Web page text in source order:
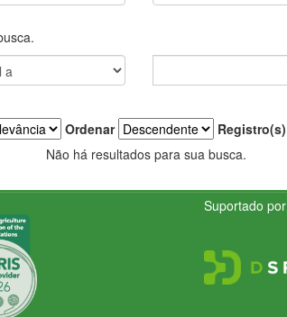
Ordenar
Registro(s)
Não há resultados para sua busca.
Suportado por